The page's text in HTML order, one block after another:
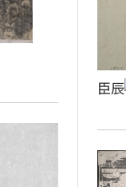
臣辰